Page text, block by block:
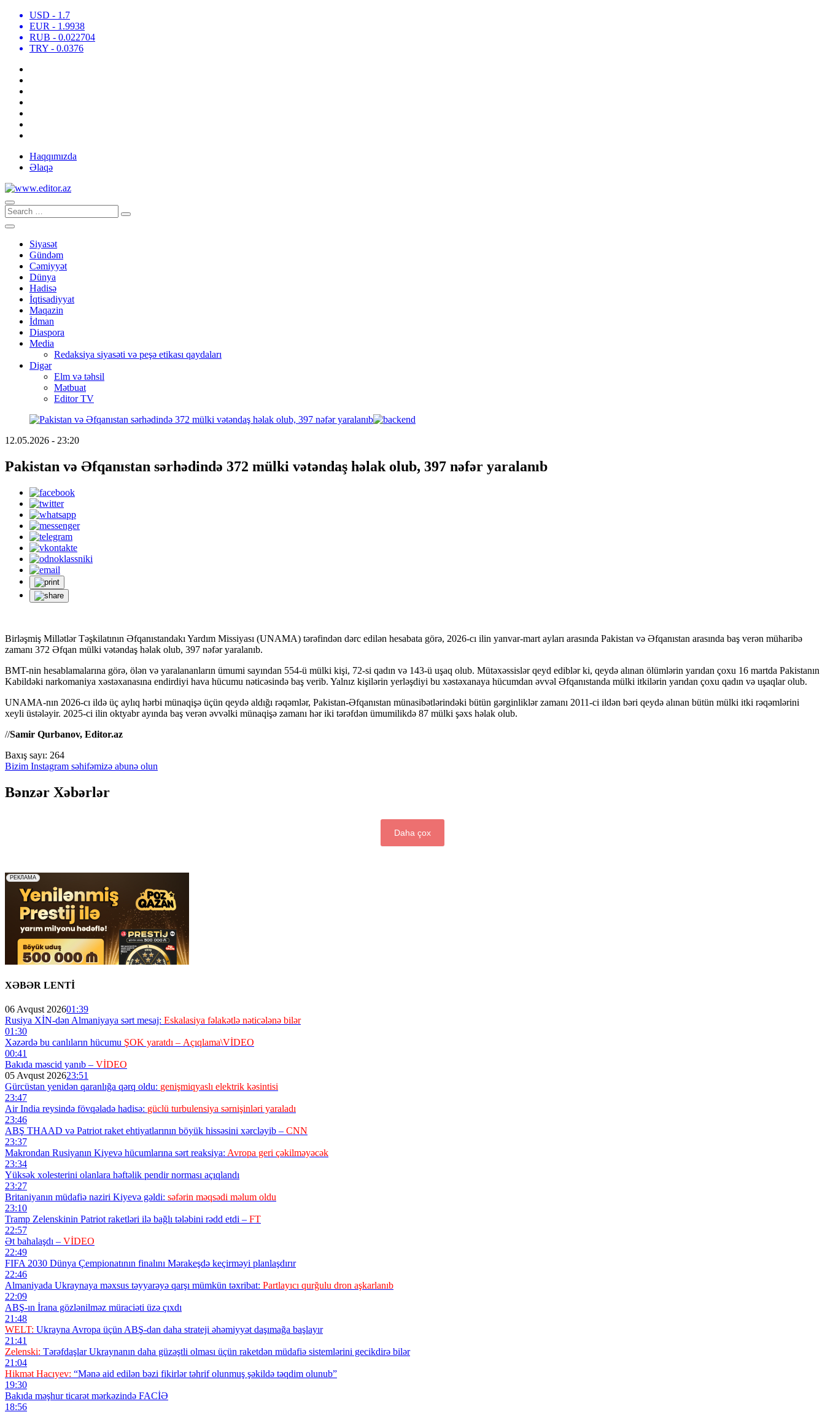
USD - 1.7
EUR - 1.9938
RUB - 0.022704
TRY - 0.0376
Haqqımızda
Əlaqə
Siyasət
Gündəm
Cəmiyyət
Dünya
Hadisə
İqtisadiyyat
Maqazin
İdman
Diaspora
Media
Redaksiya siyasəti və peşə etikası qaydaları
Digər
Elm və təhsil
Mətbuat
Editor TV
12.05.2026 - 23:20
Pakistan və Əfqanıstan sərhədində 372 mülki vətəndaş həlak olub, 397 nəfər yaralanıb
Birləşmiş Millətlər Təşkilatının Əfqanıstandakı Yardım Missiyası (UNAMA) tərəfindən dərc edilən hesabata görə, 2026-cı ilin yanvar-mart ayları arasında Pakistan və Əfqanıstan arasında baş verən müharibə
zamanı 372 Əfqan mülki vətəndaş həlak olub, 397 nəfər yaralanıb.
BMT-nin hesablamalarına görə, ölən və yaralananların ümumi sayından 554-ü mülki kişi, 72-si qadın və 143-ü uşaq olub. Mütəxəssislər qeyd ediblər ki, qeydə alınan ölümlərin yarıdan çoxu 16 martda Pakistanın
Kabildəki narkomaniya xəstəxanasına endirdiyi hava hücumu nəticəsində baş verib. Yalnız kişilərin yerləşdiyi bu xəstəxanaya hücumdan əvvəl Əfqanıstanda mülki itkilərin yarıdan çoxu qadın və uşaqlar olub.
UNAMA-nın 2026-cı ildə üç aylıq hərbi münaqişə üçün qeydə aldığı rəqəmlər, Pakistan-Əfqanıstan münasibətlərindəki bütün gərginliklər zamanı 2011-ci ildən bəri qeydə alınan bütün mülki itki rəqəmlərini
xeyli üstələyir. 2025-ci ilin oktyabr ayında baş verən əvvəlki münaqişə zamanı hər iki tərəfdən ümumilikdə 87 mülki şəxs həlak olub.
//Samir Qurbanov, Editor.az
Baxış sayı: 264
Bizim Instagram səhifəmizə abunə olun
Bənzər Xəbərlər
Daha çox
XƏBƏR LENTİ
06 Avqust 202601:39
Rusiya XİN-dən Almaniyaya sərt mesaj: Eskalasiya fəlakətlə nəticələnə bilər
01:30
Xəzərdə bu canlıların hücumu ŞOK yaratdı – Açıqlama\VİDEO
00:41
Bakıda məscid yanıb – VİDEO
05 Avqust 202623:51
Gürcüstan yenidən qaranlığa qərq oldu: genişmiqyaslı elektrik kəsintisi
23:47
Air India reysində fövqəladə hadisə: güclü turbulensiya sərnişinləri yaraladı
23:46
ABŞ THAAD və Patriot raket ehtiyatlarının böyük hissəsini xərcləyib – CNN
23:37
Makrondan Rusiyanın Kiyevə hücumlarına sərt reaksiya: Avropa geri çəkilməyəcək
23:34
Yüksək xolesterini olanlara həftəlik pendir norması açıqlandı
23:27
Britaniyanın müdafiə naziri Kiyevə gəldi: səfərin məqsədi məlum oldu
23:10
Tramp Zelenskinin Patriot raketləri ilə bağlı tələbini rədd etdi – FT
22:57
Ət bahalaşdı – VİDEO
22:49
FIFA 2030 Dünya Çempionatının finalını Mərakeşdə keçirməyi planlaşdırır
22:46
Almaniyada Ukraynaya məxsus təyyarəyə qarşı mümkün təxribat: Partlayıcı qurğulu dron aşkarlanıb
22:09
ABŞ-ın İrana gözlənilməz müraciəti üzə çıxdı
21:48
WELT: Ukrayna Avropa üçün ABŞ-dan daha strateji əhəmiyyət daşımağa başlayır
21:41
Zelenski: Tərəfdaşlar Ukraynanın daha güzəştli olması üçün raketdən müdafiə sistemlərini gecikdirə bilər
21:04
Hikmət Hacıyev: “Mənə aid edilən bəzi fikirlər təhrif olunmuş şəkildə təqdim olunub”
19:30
Bakıda məşhur ticarət mərkəzində FACİƏ
18:56